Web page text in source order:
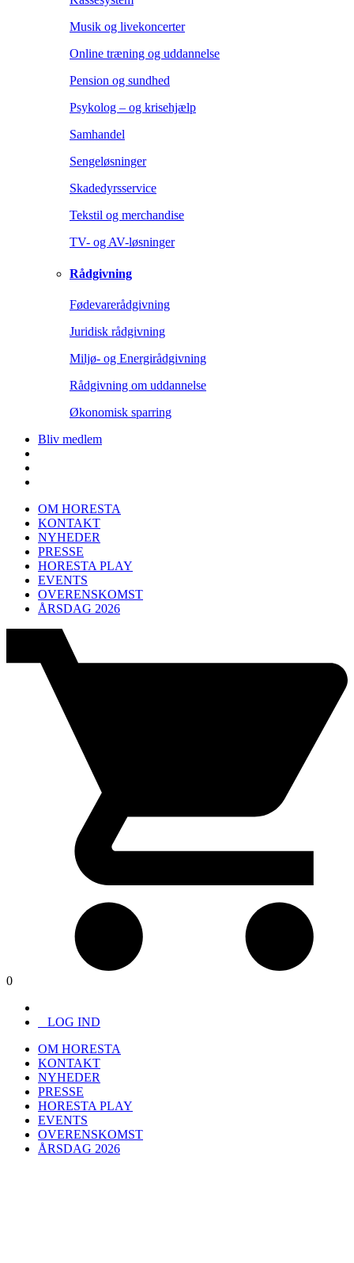
Musik og livekoncerter
Online træning og uddannelse
Pension og sundhed
Psykolog – og krisehjælp
Samhandel
Sengeløsninger
Skadedyrsservice
Tekstil og merchandise
TV- og AV-løsninger
Rådgivning
Fødevarerådgivning
Juridisk rådgivning
Miljø- og Energirådgivning
Rådgivning om uddannelse
Økonomisk sparring
Bliv medlem
OM HORESTA
KONTAKT
NYHEDER
PRESSE
HORESTA PLAY
EVENTS
OVERENSKOMST
ÅRSDAG 2026
0
LOG IND
OM HORESTA
KONTAKT
NYHEDER
PRESSE
HORESTA PLAY
EVENTS
OVERENSKOMST
ÅRSDAG 2026